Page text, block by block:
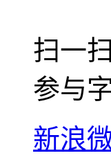
扫一
参与
新浪